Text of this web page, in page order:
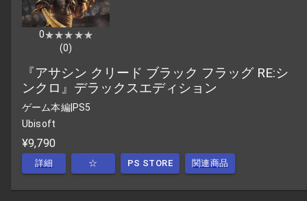
0★★★★★
★★★★★
(0)
『アサシン クリード ブラック フラッグ RE:シ
ンクロ』デラックスエディション
ゲーム本編|PS5
Ubisoft
¥9,790
詳細 ☆ PS STORE 関連商品